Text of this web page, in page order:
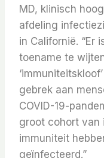
MD, klinisch
afdeling
in Californië. “Er
toename te
gebrek aan
COVID-19-
groot cohort van
immuniteit
geïnfecteerd.”